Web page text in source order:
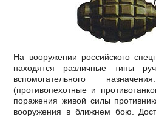
На вооружении российского
находятся различные типы
вспомогательного
(противопехотные и
поражения живой силы
вооружения в ближнем бою.